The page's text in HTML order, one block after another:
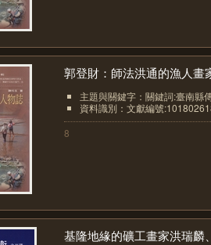
郭登財：師法洪通的漁人畫
主題與關鍵字：關鍵詞:臺南縣
資料識別：文獻編號
8
基隆地緣的礦工畫家洪瑞麟